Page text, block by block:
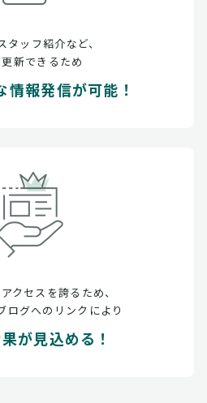
タッフ紹介など、
新できるため
情報発信が可能！
クセスを誇るため、
ログへのリンクにより
が見込める！